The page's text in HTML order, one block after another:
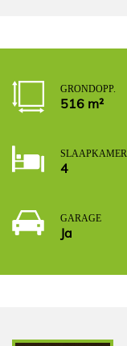
GROND OPP.
516 m²
4
GARAGE
Ja